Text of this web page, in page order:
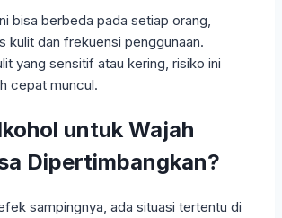
bisa berbeda pada setiap orang,
kulit dan frekuensi penggunaan.
yang sensitif atau kering, risiko ini
cepat muncul.
untuk Wajah
Dipertimbangkan?
sampingnya, ada situasi tertentu di